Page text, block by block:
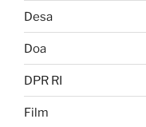
Desa
Doa
DPR RI
Film